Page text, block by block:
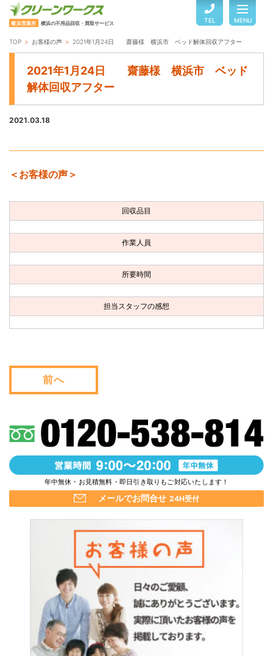
横浜営業所 横浜の不用品回収・買取サービス TEL MENU
TOP
よくある質問
お客様の声
お問い合わせ
会社概要
TOP お客様の声 2021年1月24日 齋藤様 横浜市 ベッド解体回収アフター
2021年1月24日 齋藤様 横浜市 ベッド
解体回収アフター
2021.03.18
＜お客様の声＞
回収品目
作業人員
所要時間
担当スタッフの感想
前へ
年中無休・お見積無料・即日引き取りもご対応いたします！
メールでお問合せ 24H受付